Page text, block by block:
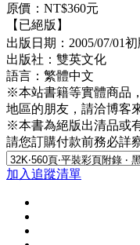
原價：NT$360元
【已絕版】
出版日期：2005/07/01初
出版社：雙英文化
語言：繁體中文
※本站書籍等實體商品
地區的朋友，請洽博客
※本書為絕版出清品或
請您訂購付款前務必詳察
加入追蹤清單